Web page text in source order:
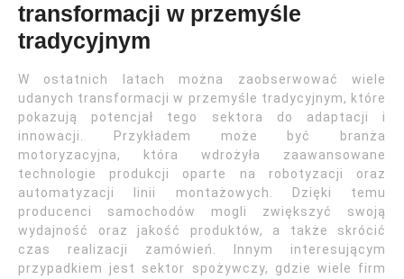
transformacji w przemyśle
tradycyjnym
W ostatnich latach można zaobserwować wiele
udanych transformacji w przemyśle tradycyjnym, które
pokazują potencjał tego sektora do adaptacji i
innowacji. Przykładem może być branża
motoryzacyjna, która wdrożyła zaawansowane
technologie produkcji oparte na robotyzacji oraz
automatyzacji linii montażowych. Dzięki temu
producenci samochodów mogli zwiększyć swoją
wydajność oraz jakość produktów, a także skrócić
czas realizacji zamówień. Innym interesującym
przypadkiem jest sektor spożywczy, gdzie wiele firm